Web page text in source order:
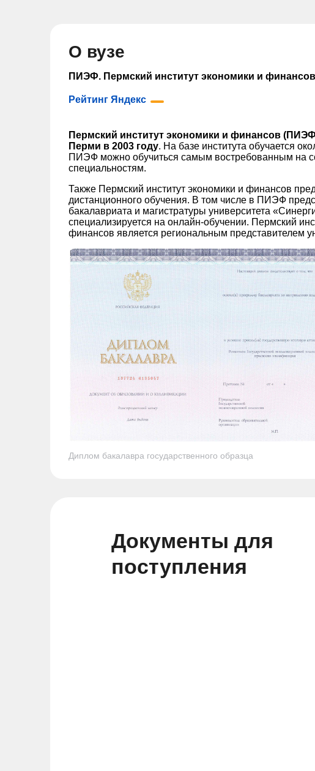
О вузе
ПИЭФ. Пермский институт экономики и финансов
Рейтинг Яндекс
Пермский институт экономики и финансов
Перми в 2003 году. На базе института обучается
ПИЭФ можно обучиться самым востребованным на
специальностям.
Также Пермский институт экономики и финансов
дистанционного обучения. В том числе в ПИЭФ
бакалавриата и магистратуры университета
специализируется на онлайн-обучении. Пермский
финансов является региональным представителем
Диплом бакалавра государственного образца
Документы для
поступления